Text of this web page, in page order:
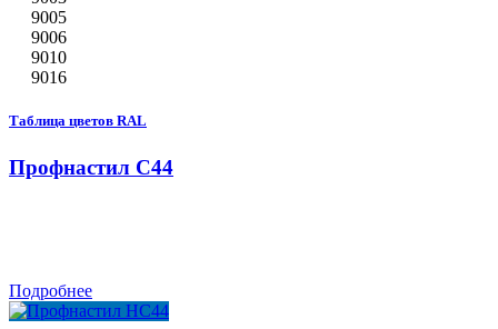
9005
9006
9010
9016
Таблица цветов RAL
Профнастил С44
Подробнее